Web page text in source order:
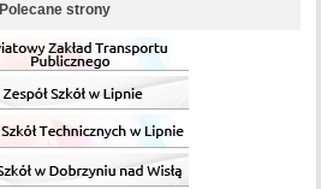
Polecane strony